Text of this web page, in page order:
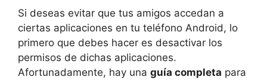
Si deseas evitar que tus amigos accedan a
ciertas aplicaciones en tu teléfono Android, lo
primero que debes hacer es desactivar los
permisos de dichas aplicaciones.
Afortunadamente, hay una guía completa para